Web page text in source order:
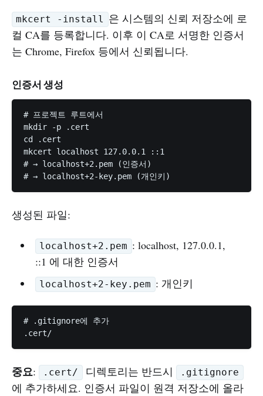
mkcert -install 은 시스템의 신뢰 저장소에 로
컬 CA를 등록합니다. 이후 이 CA로 서명한 인증서
는 Chrome, Firefox 등에서 신뢰됩니다.
인증서 생성
# 프로젝트 루트에서
mkdir -p .cert
cd .cert
mkcert localhost 127.0.0.1 ::1
# → localhost+2.pem (인증서)
생성된 파일:
localhost+2.pem : localhost, 127.0.0.1,
::1 에 대한 인증서
localhost+2-key.pem : 개인키
# .gitignore에 추가
중요: .cert/ 디렉토리는 반드시 .gitignore
에 추가하세요. 인증서 파일이 원격 저장소에 올라